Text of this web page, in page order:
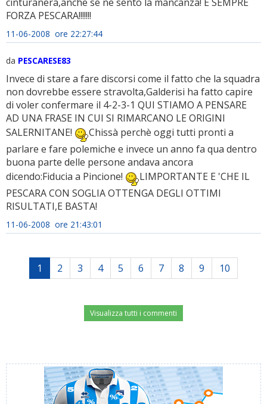
cinturanera,anche se ne sento la mancanza! E SEMPRE
FORZA PESCARA!!!!!!!
11-06-2008 ore 22:27:44
da PESCARESE83
Invece di stare a fare discorsi come il fatto che la squadra
non dovrebbe essere stravolta,Galderisi ha fatto capire
di voler confermare il 4-2-3-1 QUI STIAMO A PENSARE
AD UNA FRASE IN CUI SI RIMARCANO LE ORIGINI
SALERNITANE!
Chissà perchè oggi tutti pronti a
parlare e fare polemiche e invece un anno fa qua dentro
buona parte delle persone andava ancora
dicendo:Fiducia a Pincione!
LIMPORTANTE E 'CHE IL
PESCARA CON SOGLIA OTTENGA DEGLI OTTIMI
RISULTATI,E BASTA!
11-06-2008 ore 21:43:01
1 2 3 4 5 6 7 8 9 10
Visualizza tutti i commenti